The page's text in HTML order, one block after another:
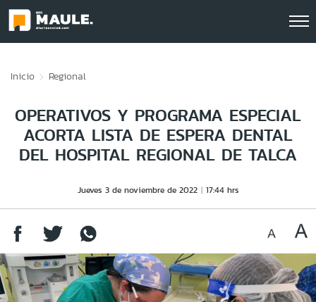
Inicio Regional
OPERATIVOS Y PROGRAMA ESPECIAL
ACORTA LISTA DE ESPERA DENTAL
DEL HOSPITAL REGIONAL DE TALCA
Jueves 3 de noviembre de 2022 17:44 hrs